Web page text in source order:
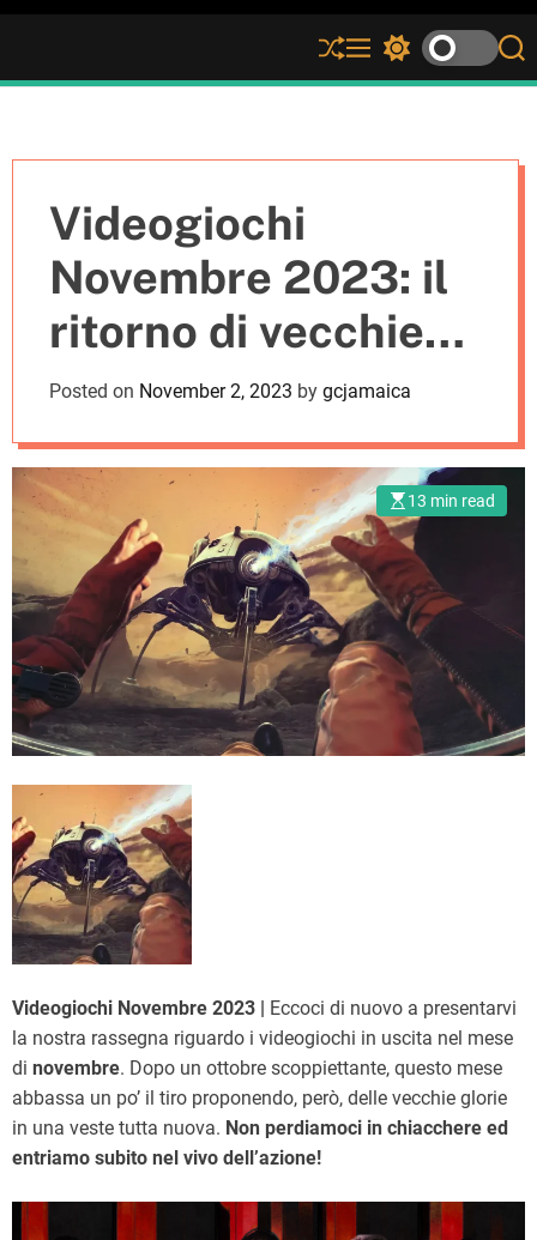
S
h
M
e
w
o
r
m
o
e
S
e
Videogiochi
Novembre 2023: il
ritorno di vecchie
glorie
Posted on November 2, 2023 by gcjamaica
13 min read
Videogiochi Novembre 2023 | Eccoci di nuovo a presentarvi
la nostra rassegna riguardo i videogiochi in uscita nel mese
di novembre. Dopo un ottobre scoppiettante, questo mese
abbassa un po’ il tiro proponendo, però, delle vecchie glorie
in una veste tutta nuova. Non perdiamoci in chiacchere ed
entriamo subito nel vivo dell’azione!